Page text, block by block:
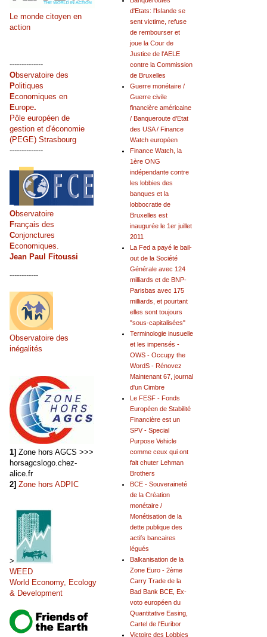
d'Etats: l'Islande se
sent victime, refuse
de rembourser et
joue la Cour de
Justice de l'AELE
contre la Commission
de Bruxelles
Guerre monétaire /
Guerre civile
financière américaine
/ Banqueroute d'Etat
des USA / Finance
Watch européen
Finance Watch, la
1ère ONG
indépendante contre
les lobbies des
banques et la
lobbocratie de
Bruxelles est
inaugurée le 1er juillet
2011
La Fed a payé le bail-
out de la Société
Générale avec 124
milliards et de BNP-
Parisbas avec 175
milliards, et pourtant
elles sont toujours
"sous-capitalisées"
Terminologie inusuelle
et les impensés -
OWS - Occupy the
WordS - Rénovez
Maintenant 67, journal
d'un Cimbre
Le FESF - Fonds
Européen de Stabilité
Financière est un
SPV - Special
Purpose Vehicle
comme ceux qui ont
fait chuter Lehman
Brothers
BCE - Souveraineté
de la Création
monétaire /
Monétisation de la
dette publique des
actifs bancaires
légués
Balkanisation de la
Zone Euro - 2ème
Carry Trade de la
Bad Bank BCE, Ex-
voto européen du
Quantitative Easing,
Cartel de l'Euribor
Victoire des Lobbies
Le monde citoyen en
action
--------------
Observatoire des
Politiques
Economiques en
Europe.
Pôle européen de
gestion et d'économie
(PEGE) Strasbourg
--------------
Observatoire
Français des
Conjonctures
Economiques.
Jean Paul Fitoussi
------------
Observatoire des
inégalités
1] Zone hors AGCS >>>
horsagcslogo.chez-
alice.fr
2] Zone hors ADPIC
>
WEED
World Economy, Ecology
& Development